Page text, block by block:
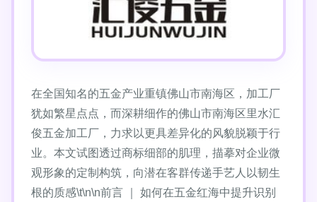
在全国知名的五金产业重镇佛山市南海区，加工厂
犹如繁星点点，而深耕细作的佛山市南海区里水汇
俊五金加工厂，力求以更具差异化的风貌脱颖于行
业。本文试图透过商标细部的肌理，描摹对企业微
观形象的定制构筑，向潜在客群传递手艺人以韧生
根的质感\t\n\n前言 ｜ 如何在五金红海中提升识别